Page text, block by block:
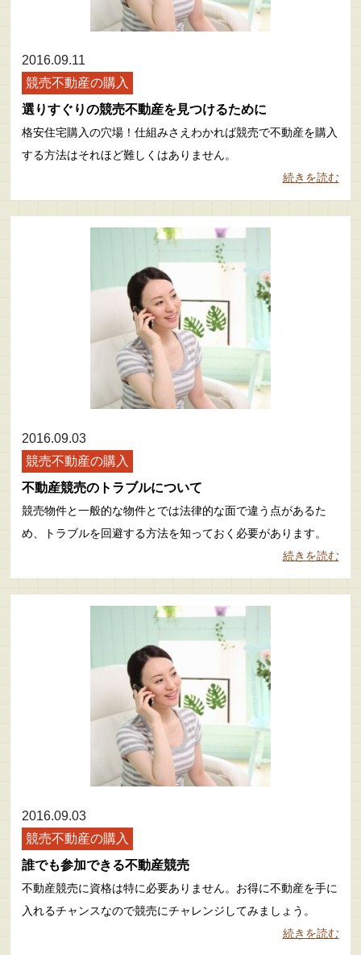
2016.09.11
競売不動産の購入
選りすぐりの競売不動産を見つけるために
格安住宅購入の穴場！仕組みさえわかれば競売で不動産を購入
する方法はそれほど難しくはありません。
続きを読む
2016.09.03
競売不動産の購入
不動産競売のトラブルについて
競売物件と一般的な物件とでは法律的な面で違う点があるた
め、トラブルを回避する方法を知っておく必要があります。
続きを読む
2016.09.03
競売不動産の購入
誰でも参加できる不動産競売
不動産競売に資格は特に必要ありません。お得に不動産を手に
入れるチャンスなので競売にチャレンジしてみましょう。
続きを読む